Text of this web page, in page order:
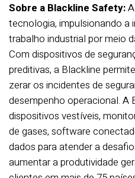
Sobre a Blackline Safety:
tecnologia, impulsionando a
trabalho industrial por meio
Com dispositivos de
preditivas, a Blackline
zerar os incidentes de
desempenho operacional. A
dispositivos vestíveis,
de gases, software
dados para atender a
aumentar a produtividade